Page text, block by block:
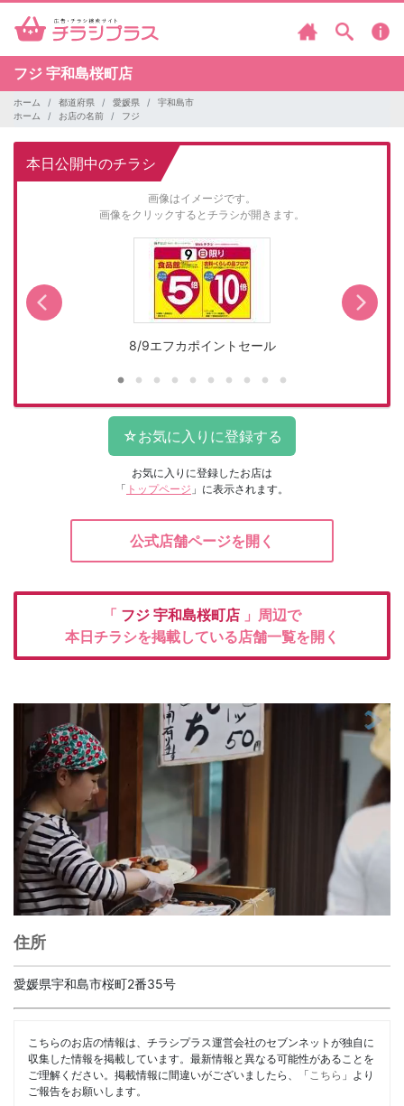
フジ 宇和島桜町店
ホーム 都道府県 愛媛県
宇和島市
ホーム
お店の名前 フジ
本日公開中のチラシ
画像はイメージです。
画像をクリックするとチラシが開きます。
8/9エフカポイントセール
お気に入りに登録したお店は
「 トップページ 」に表示されます。
公式店舗ページを開く
「 フジ 宇和島桜町店 」周辺で
本日チラシを掲載している店舗一覧を開く
住所
愛媛県宇和島市桜町2番35号
こちらのお店の情報は、チラシプラス運営会社のセブンネットが独自に
収集した情報を掲載しています。最新情報と異なる可能性があることを
ご理解ください。掲載情報に間違いがございましたら、「 こちら 」より
ご報告をお願いします。